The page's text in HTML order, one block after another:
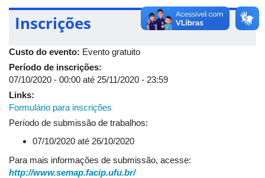
seguintes temas: Matemática Pura, Matemática Aplicada,
Educação Matemática e Estatística. Embora este evento
científico tenha como público-alvo pesquisadores, docentes e
matemática, ele é voltado principalmente aos alunos do curso
de Matemática.
Demais redes sociais do evento:
INSTAGRAM
FACEBOOK
Inscrições
Custo do evento: Evento gratuito
Período de inscrições:
07/10/2020 - 00:00 até 25/11/2020 - 23:59
Links:
Formulário para inscrições
Período de submissão de trabalhos:
07/10/2020 até 26/10/2020
Para mais informações de submissão, acesse:
http://www.semap.facip.ufu.br/